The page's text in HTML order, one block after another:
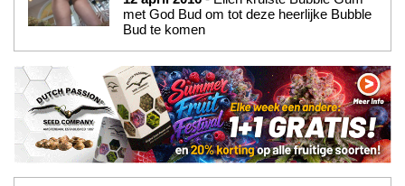
met God Bud om tot deze heerlijke Bubble
Bud te komen